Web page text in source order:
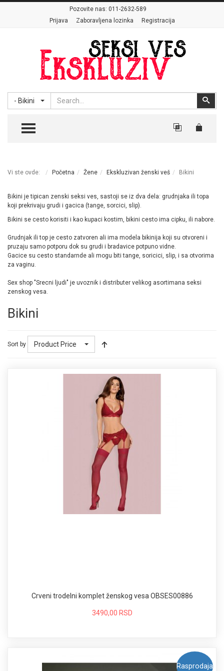
Pozovite nas: 011-2632-589
Prijava
Zaboravljena lozinka Registracija
- Bikini
Search
TOGGLE MENU
Vi ste ovde: Početna Žene Ekskluzivan ženski veš Bikini
Bikini je tipican zenski seksi ves, sastoji se iz dva dela: grudnjaka ili topa
koji prekrivaju grudi i gacica (tange, sorcici, slip).
Bikini se cesto korisiti i kao kupaci kostim, bikini cesto ima cipku, ili nabore.
Grudnjak ili top je cesto zatvoren ali ima modela bikinija koji su otvoreni i
pruzaju samo potporu dok su grudi i bradavice potpuno vidne.
Gacice su cesto standarnde ali mogu biti tange, soricici, slip, i sa otvorima
za vaginu.
Sex shop "Srecni ljudi" je uvoznik i distributer velikog asortimana seksi
zenskog vesa.
Bikini
Sort by Product Price
Crveni trodelni komplet ženskog vesa OBSES00886
3490,00 RSD
Rasprodaja